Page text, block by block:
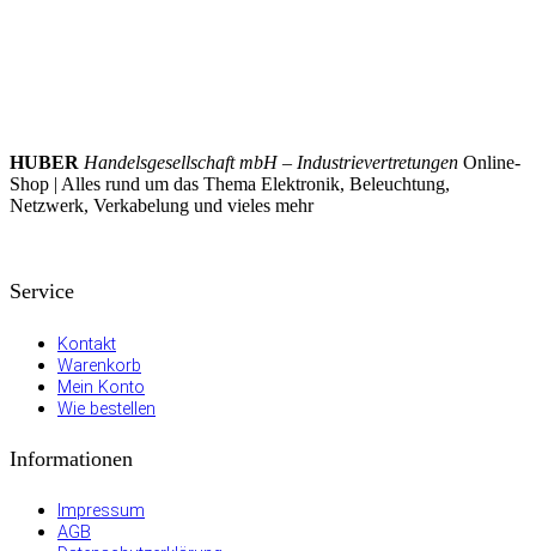
HUBER Handelsgesellschaft mbH – Industrievertretungen Online-
Shop | Alles rund um das Thema Elektronik, Beleuchtung,
Netzwerk, Verkabelung und vieles mehr
Service
Kontakt
Warenkorb
Mein Konto
Wie bestellen
Informationen
Impressum
AGB